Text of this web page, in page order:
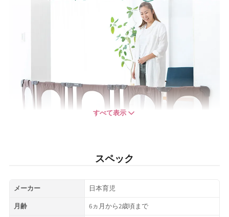
すべて表示
スペック
メーカー 日本育児
月齢 6ヵ月から2歳頃まで